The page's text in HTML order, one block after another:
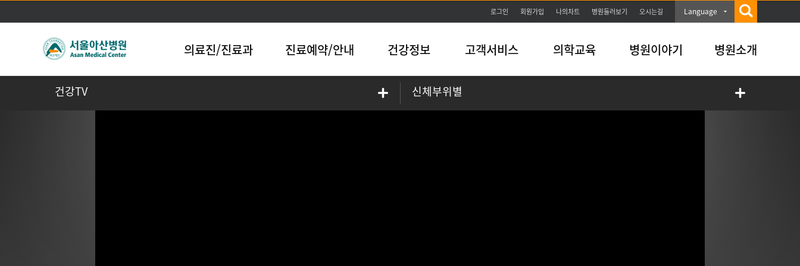
본문바로가기
로그인 회원가입 나의차트 병원둘러보기 오시는길 Language
의료진/진료과 진료예약/안내 건강정보 고객서비스 의학교육 병원이야기 병원소개
건강TV 신체부위별